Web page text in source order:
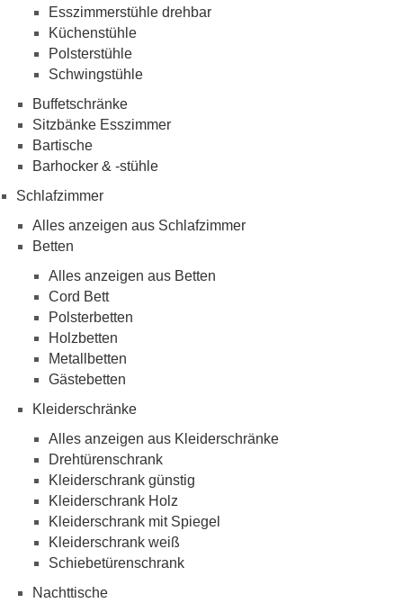
Esszimmerstühle drehbar
Küchenstühle
Polsterstühle
Schwingstühle
Buffetschränke
Sitzbänke Esszimmer
Bartische
Barhocker & -stühle
Schlafzimmer
Alles anzeigen aus Schlafzimmer
Betten
Alles anzeigen aus Betten
Cord Bett
Polsterbetten
Holzbetten
Metallbetten
Gästebetten
Kleiderschränke
Alles anzeigen aus Kleiderschränke
Drehtürenschrank
Kleiderschrank günstig
Kleiderschrank Holz
Kleiderschrank mit Spiegel
Kleiderschrank weiß
Schiebetürenschrank
Nachttische